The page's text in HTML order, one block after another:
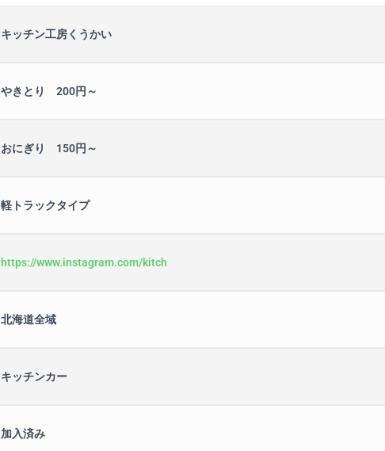
キッチン工房くうかい
やきとり 200円～
おにぎり 150円～
軽トラックタイプ
https://www.instagram.com/kitch
北海道全域
キッチンカー
加入済み